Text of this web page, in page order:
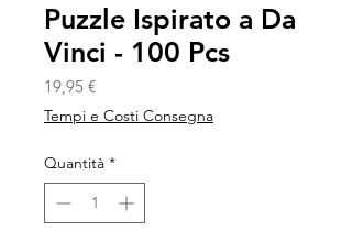
Puzzle Ispirato a Da
Vinci - 100 Pcs
19,95 €Prezzo
Tempi e Costi Consegna
Quantità *